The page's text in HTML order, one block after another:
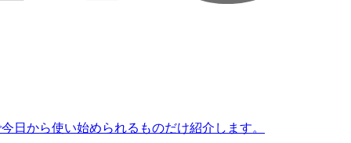
日から使い始められるものだけ紹介します。